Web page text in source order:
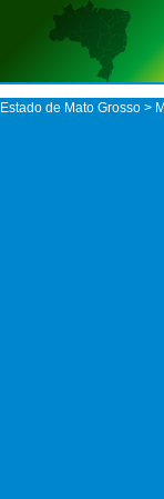
Estado de Mato Grosso >